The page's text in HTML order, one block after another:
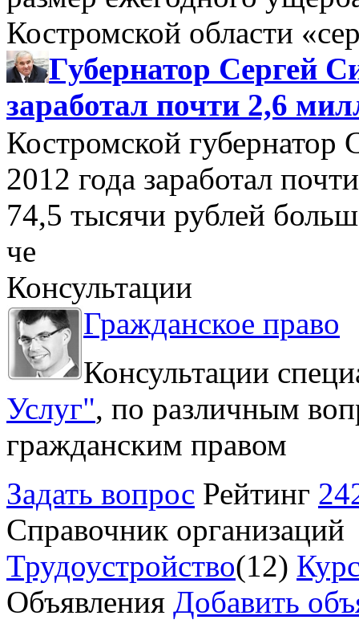
Костромской области
Губернатор Сергей
заработал почти 2,6
Костромской губернатор
2012 года заработал
74,5 тысячи рублей
че
Консультации
Гражданское право
Консультации
Услуг", по различным
гражданским правом
Задать вопрос Рейтинг
Справочник организаций
Трудоустройство(12)
Объявления Добавить